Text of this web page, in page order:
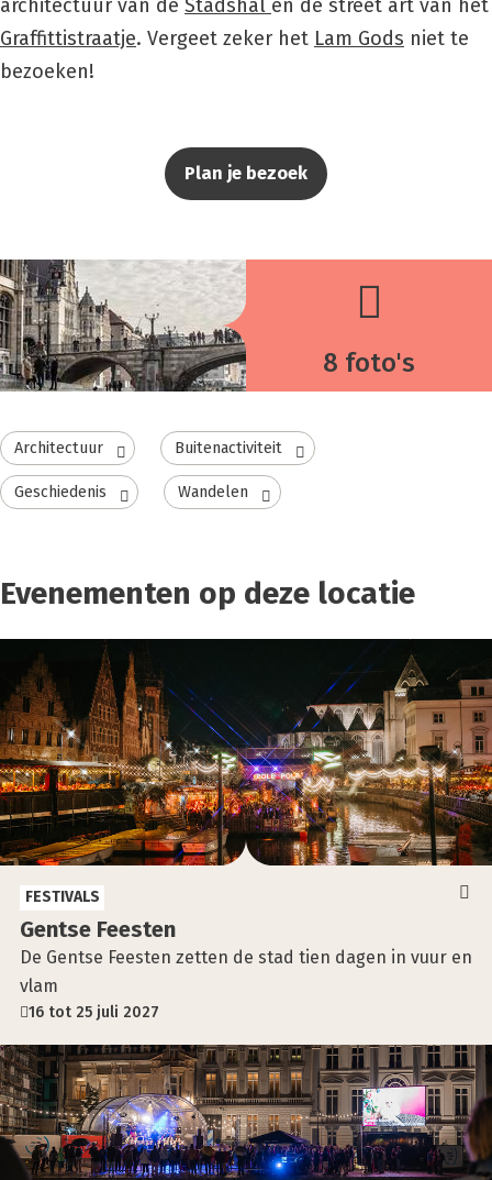
architectuur van de Stadshal en de street art van het
Graffittistraatje. Vergeet zeker het Lam Gods niet te
bezoeken!
Plan je bezoek
8 foto's
Architectuur Buitenactiviteit
Geschiedenis Wandelen
Evenementen op deze locatie
Gent­se Fees­ten
De Gentse Feesten zetten de stad tien dagen in vuur en
vlam
16 tot 25 juli 2027
FESTIVALS